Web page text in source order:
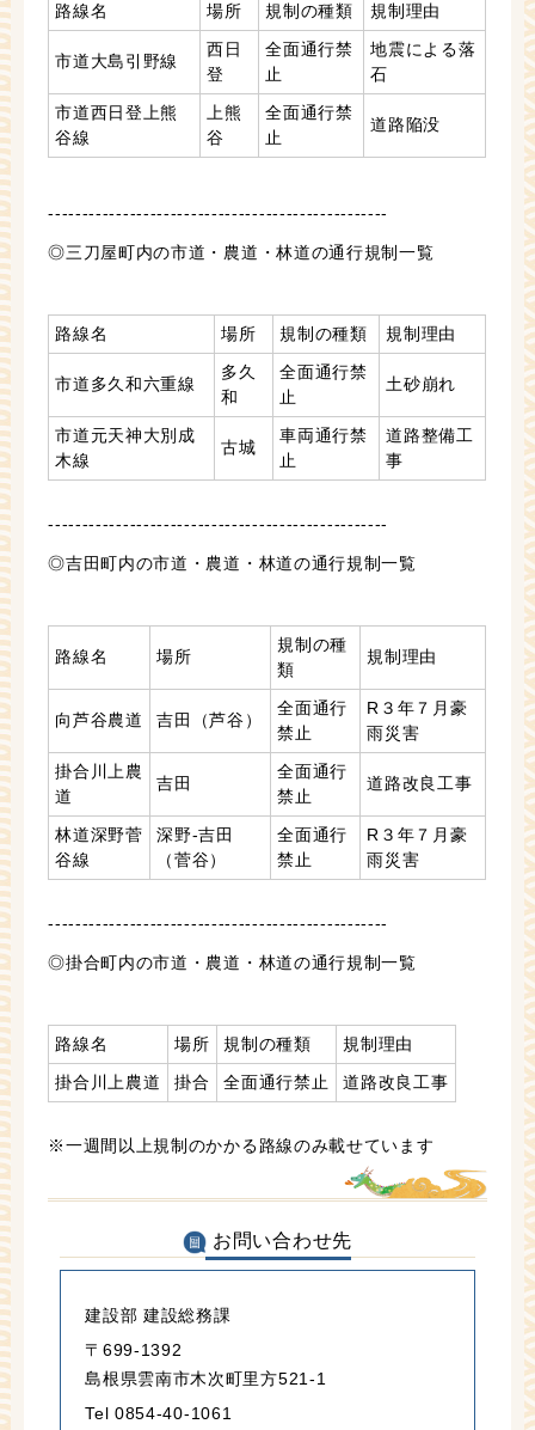
路線名 場所 規制の種類 規制理由
市道大島引野線
西日
登
全面通行禁
止
地震による落
石
市道西日登上熊
谷線
上熊
谷
全面通行禁
止
道路陥没
--------------------------------------------------
◎三刀屋町内の市道・農道・林道の通行規制一覧
路線名 場所 規制の種類 規制理由
市道多久和六重線
多久
和
全面通行禁
止
土砂崩れ
市道元天神大別成
木線
古城
車両通行禁
止
道路整備工
事
--------------------------------------------------
◎吉田町内の市道・農道・林道の通行規制一覧
路線名 場所
規制の種
類
規制理由
向芦谷農道 吉田（芦谷）
全面通行
禁止
R３年７月豪
雨災害
掛合川上農
道
吉田
全面通行
禁止
道路改良工事
林道深野菅
谷線
深野-吉田
（菅谷）
全面通行
禁止
R３年７月豪
雨災害
--------------------------------------------------
◎掛合町内の市道・農道・林道の通行規制一覧
路線名 場所 規制の種類
規制理由
掛合川上農道
掛合 全面通行禁止 道路改良工事
※一週間以上規制のかかる路線のみ載せています
お問い合わせ先
建設部 建設総務課
〒699-1392
島根県雲南市木次町里方521-1
Tel 0854-40-1061